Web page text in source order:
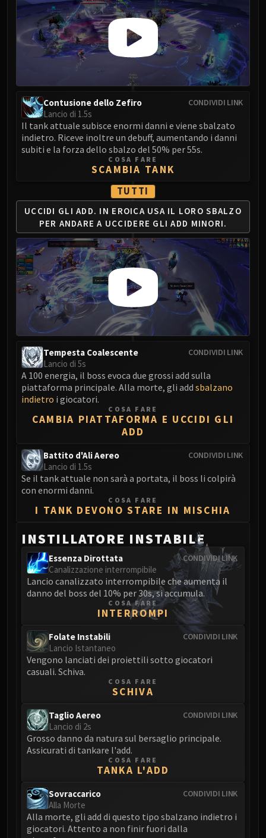
Volcoross
Council of Dreams
Larodar
Nymue
Smolderon
Tindral Sageswift
Fyrakk
Kazzara
The Amalgamation Chamber
The Forgotten Experiments
Assault of the Zaqali
Rashok, the Elder
Zskarn
Magmorax
Echo of Neltharion
Scalecommander Sarkareth
VAULT
Eranog
Terros
Sennarth
Primal Council
Kurog
Diurna
Raszageth
ICECROWN CITADEL
Lord Marrowgar
Lady Deathwhisper
Deathbringer Saurfang
Festergut
Rotface
Professor Putricide
Blood-Queen Lana'thel
Valithria Dreamwalker
Sindragosa
The Lich King
RUBY SANCTUM
Halion
TRIALS OF THE CRUSADER
Northrend Beasts
Lord Jaraxxus
Faction Champions
Twin Val'kyr
Flame Leviathan
Ignis
Razorscale
Assembly of Iron
Kologarn
Auriaya
CONDIVIDI LINK
Contusione dello Zefiro
Lancio di 1.5s
Il tank attuale subisce enormi danni e viene sbalzato
indietro. Riceve inoltre un debuff, aumentando i danni
subiti e la forza dello sbalzo del 50% per 55s.
COSA FARE
SCAMBIA TANK
TUTTI
UCCIDI GLI ADD. IN EROICA USA IL LORO SBALZO
PER ANDARE A UCCIDERE GLI ADD MINORI.
CONDIVIDI LINK
Tempesta Coalescente
Lancio di 5s
A 100 energia, il boss evoca due grossi add sulla
piattaforma principale. Alla morte, gli add sbalzano
indietro i giocatori.
COSA FARE
CAMBIA PIATTAFORMA E UCCIDI GLI
ADD
CONDIVIDI LINK
Battito d'Ali Aereo
Lancio di 1.5s
Se il tank attuale non sarà a portata, il boss li colpirà
con enormi danni.
COSA FARE
I TANK DEVONO STARE IN MISCHIA
INSTILLATORE INSTABILE
CONDIVIDI LINK
Essenza Dirottata
Canalizzazione interrompibile
Lancio canalizzato interrompibile che aumenta il
danno del boss del 10% per 30s, si accumula.
COSA FARE
INTERROMPI
CONDIVIDI LINK
Folate Instabili
Lancio Istantaneo
Vengono lanciati dei proiettili sotto giocatori
casuali. Schiva.
COSA FARE
SCHIVA
CONDIVIDI LINK
Taglio Aereo
Lancio di 2s
Grosso danno da natura sul bersaglio principale.
Assicurati di tankare l'add.
COSA FARE
TANKA L'ADD
CONDIVIDI LINK
Sovraccarico
Alla Morte
Alla morte, gli add di questo tipo sbalzano indietro i
giocatori. Attento a non finir fuori dalla